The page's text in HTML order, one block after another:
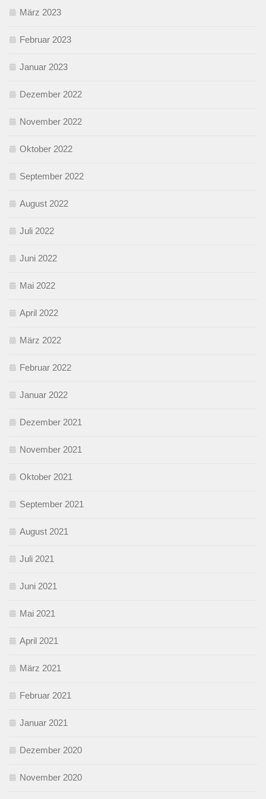
März 2023
Februar 2023
Januar 2023
Dezember 2022
November 2022
Oktober 2022
September 2022
August 2022
Juli 2022
Juni 2022
Mai 2022
April 2022
März 2022
Februar 2022
Januar 2022
Dezember 2021
November 2021
Oktober 2021
September 2021
August 2021
Juli 2021
Juni 2021
Mai 2021
April 2021
März 2021
Februar 2021
Januar 2021
Dezember 2020
November 2020